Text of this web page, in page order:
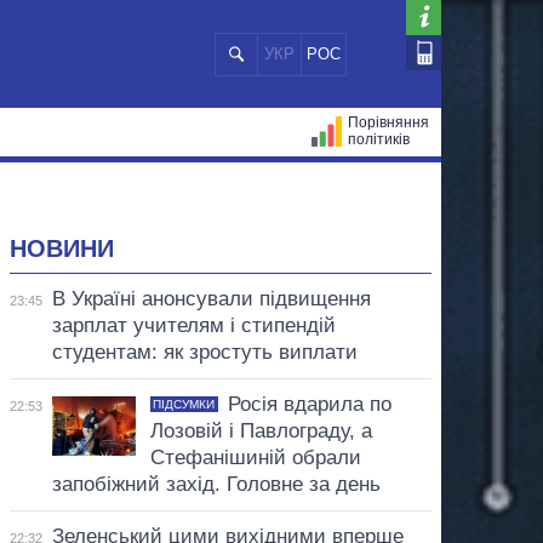
УКР РОС
Порівняння
політиків
НОВИНИ
23:45
В Україні анонсували підвищення
зарплат учителям і стипендій
студентам: як зростуть виплати
22:53 ПІДСУМКИ
Росія вдарила по
Лозовій і Павлограду, а
Стефанішиній обрали
запобіжний захід. Головне за день
22:32
Зеленський цими вихідними вперше